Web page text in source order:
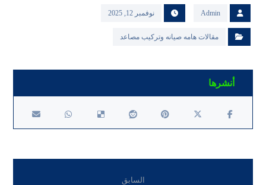
Admin نوفمبر 12, 2025
مقالات هامه صيانه وتركيب مصاعد
السابق